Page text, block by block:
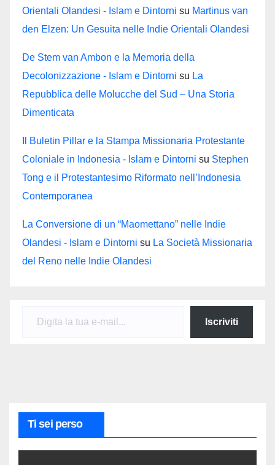
Orientali Olandesi - Islam e Dintorni su Martinus van
den Elzen: Un Gesuita nelle Indie Orientali Olandesi
De Stem van Ambon e la Memoria della
Decolonizzazione - Islam e Dintorni su La
Repubblica delle Molucche del Sud – Una Storia
Dimenticata
Il Buletin Pillar e la Stampa Missionaria Protestante
Coloniale in Indonesia - Islam e Dintorni su Stephen
Tong e il Protestantesimo Riformato nell’Indonesia
Contemporanea
La Conversione di un “Maomettano” nelle Indie
Olandesi - Islam e Dintorni su La Società Missionaria
del Reno nelle Indie Olandesi
Iscriviti
Ti sei perso